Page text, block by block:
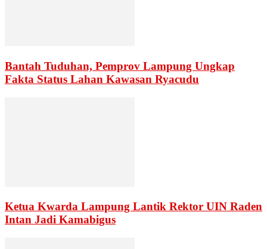
Bantah Tuduhan, Pemprov Lampung Ungkap
Fakta Status Lahan Kawasan Ryacudu
Ketua Kwarda Lampung Lantik Rektor UIN Raden
Intan Jadi Kamabigus